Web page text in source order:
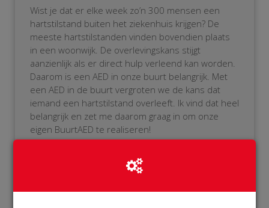
Wist je dat er elke week zo’n 300 mensen een
hartstilstand buiten het ziekenhuis krijgen? De
meeste hartstilstanden vinden bovendien plaats
in een woonwijk. De overlevingskans stijgt
aanzienlijk als er direct hulp verleend kan worden.
Daarom is een AED in onze buurt belangrijk. Met
een AED in de buurt vergroten we de kans dat
iemand een hartstilstand overleeft. Ik vind dat heel
belangrijk en zet me daarom graag in om onze
eigen BuurtAED te realiseren!
geen probleem! De AED wordt namelijk aangemeld
bij het reanimatie-oproepsysteem. Als er iemand